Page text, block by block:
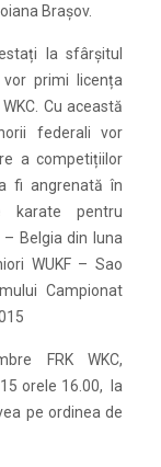
Brașov.
la sfârșitul
primi licența
Cu această
federali vor
a competițiilor
fi angrenată în
karate pentru
– Belgia din luna
WUKF – Sao
Campionat
FRK WKC,
orele 16.00, la
pe ordinea de